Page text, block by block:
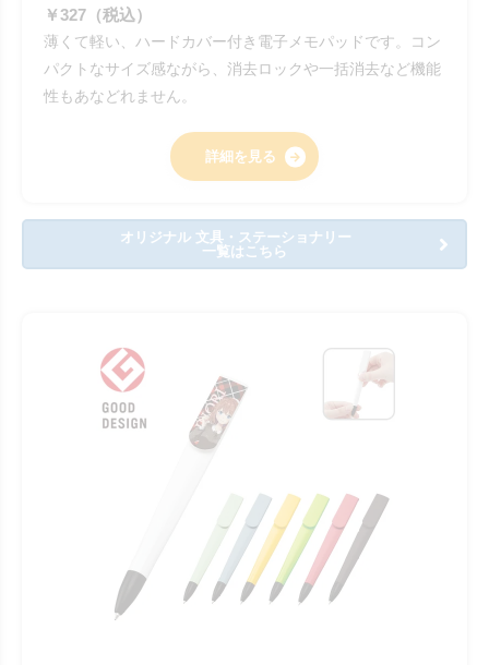
￥327（税込）
薄くて軽い、ハードカバー付き電子メモパッドです。コン
パクトなサイズ感ながら、消去ロックや一括消去など機能
性もあなどれません。
詳細を見る
オリジナル 文具・ステーショナリー
一覧はこちら